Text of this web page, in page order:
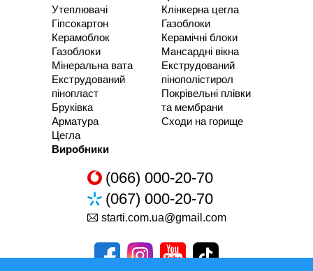
Утеплювачі
Гіпсокартон
Керамоблок
Газоблоки
Мінеральна вата
Екструдований
пінопласт
Бруківка
Арматура
Цегла
Клінкерна цегла
Газоблоки
Керамічні блоки
Мансардні вікна
Екструдований
пінополістирол
Покрівельні плівки
та мембрани
Сходи на горище
Виробники
(066) 000-20-70
(067) 000-20-70
starti.com.ua@gmail.com